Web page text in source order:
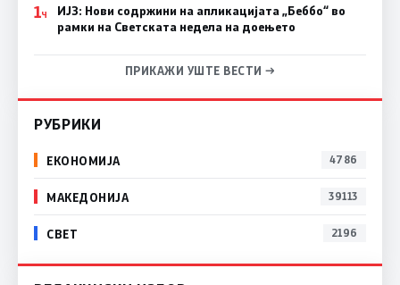
1Ч
ИЈЗ: Нови содржини на апликацијата „Беббо“ во
рамки на Светската недела на доењето
ПРИКАЖИ УШТЕ ВЕСТИ →
РУБРИКИ
ЕКОНОМИЈА 4786
МАКЕДОНИЈА 39113
СВЕТ 2196